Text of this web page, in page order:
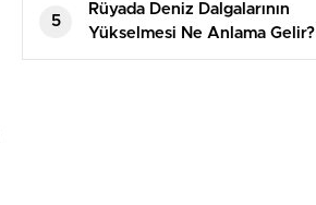
5
Rüyada Deniz Dalgalarının
Yükselmesi Ne Anlama Gelir?